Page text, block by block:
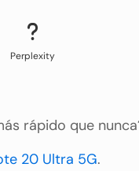
Perplexity
rápido que
20 Ultra 5G.